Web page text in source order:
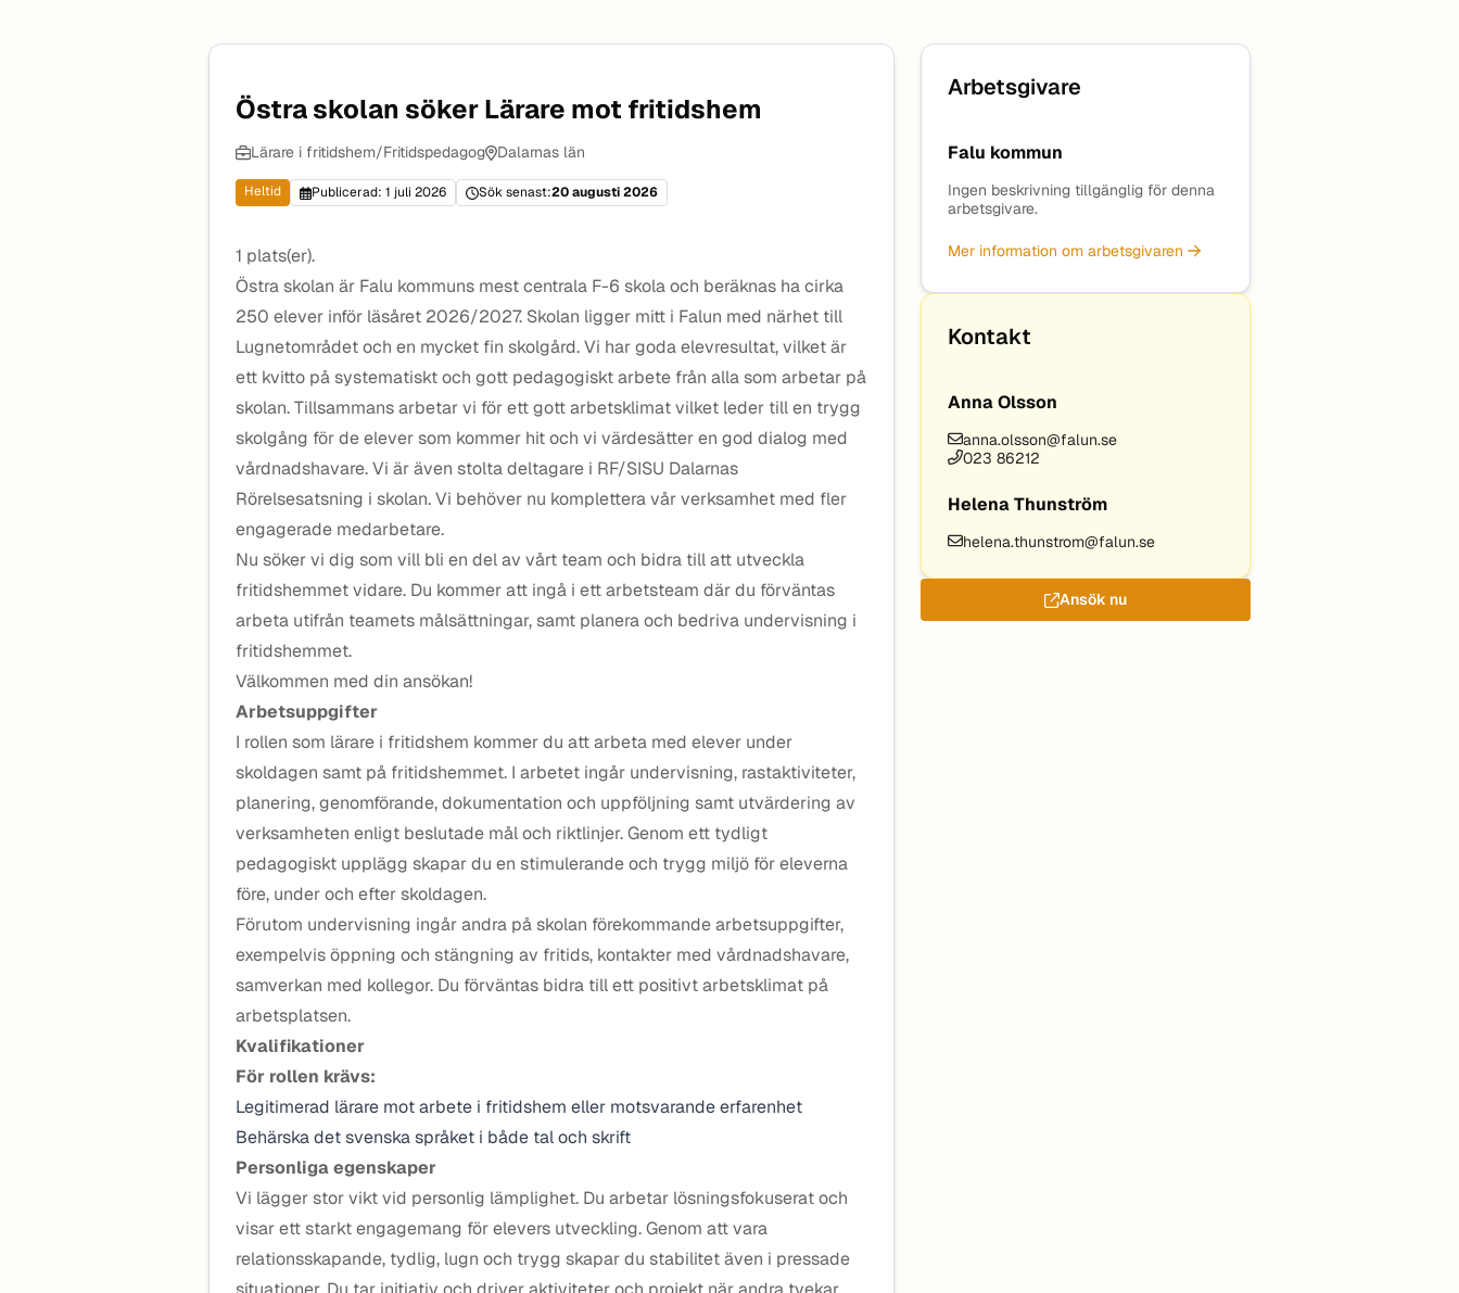
Östra skolan söker Lärare mot fritidshem
Lärare i fritidshem/Fritidspedagog Dalarnas län
Heltid Publicerad: 1 juli 2026 Sök senast:20 augusti 2026
1 plats(er).
Östra skolan är Falu kommuns mest centrala F-6 skola och beräknas ha cirka
250 elever inför läsåret 2026/2027. Skolan ligger mitt i Falun med närhet till
Lugnetområdet och en mycket fin skolgård. Vi har goda elevresultat, vilket är
ett kvitto på systematiskt och gott pedagogiskt arbete från alla som arbetar på
skolan. Tillsammans arbetar vi för ett gott arbetsklimat vilket leder till en trygg
skolgång för de elever som kommer hit och vi värdesätter en god dialog med
vårdnadshavare. Vi är även stolta deltagare i RF/SISU Dalarnas
Rörelsesatsning i skolan. Vi behöver nu komplettera vår verksamhet med fler
engagerade medarbetare.
Nu söker vi dig som vill bli en del av vårt team och bidra till att utveckla
fritidshemmet vidare. Du kommer att ingå i ett arbetsteam där du förväntas
arbeta utifrån teamets målsättningar, samt planera och bedriva undervisning i
fritidshemmet.
Välkommen med din ansökan!
Arbetsuppgifter
I rollen som lärare i fritidshem kommer du att arbeta med elever under
skoldagen samt på fritidshemmet. I arbetet ingår undervisning, rastaktiviteter,
planering, genomförande, dokumentation och uppföljning samt utvärdering av
verksamheten enligt beslutade mål och riktlinjer. Genom ett tydligt
pedagogiskt upplägg skapar du en stimulerande och trygg miljö för eleverna
före, under och efter skoldagen.
Förutom undervisning ingår andra på skolan förekommande arbetsuppgifter,
exempelvis öppning och stängning av fritids, kontakter med vårdnadshavare,
samverkan med kollegor. Du förväntas bidra till ett positivt arbetsklimat på
arbetsplatsen.
Kvalifikationer
För rollen krävs:
Legitimerad lärare mot arbete i fritidshem eller motsvarande erfarenhet
Behärska det svenska språket i både tal och skrift
Personliga egenskaper
Vi lägger stor vikt vid personlig lämplighet. Du arbetar lösningsfokuserat och
visar ett starkt engagemang för elevers utveckling. Genom att vara
relationsskapande, tydlig, lugn och trygg skapar du stabilitet även i pressade
Arbetsgivare
Falu kommun
Ingen beskrivning tillgänglig för denna
arbetsgivare.
Mer information om arbetsgivaren
Kontakt
Anna Olsson
anna.olsson@falun.se
023 86212
Helena Thunström
helena.thunstrom@falun.se
Ansök nu